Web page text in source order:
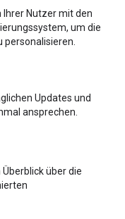
Ihrer Nutzer mit den
um die
personalisieren.
Updates und
ansprechen.
über die